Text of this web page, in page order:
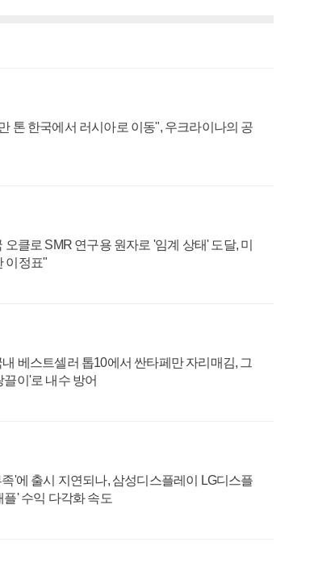
톤 한국에서 러시아로 이동", 우크라이나의 공
클로 SMR 연구용 원자로 '임계 상태' 도달, 미
이정표"
베스트셀러 톱10에서 싼타페만 자리매김, 그
끌이'로 내수 방어
'에 출시 지연되나, 삼성디스플레이 LG디스플
' 수익 다각화 속도